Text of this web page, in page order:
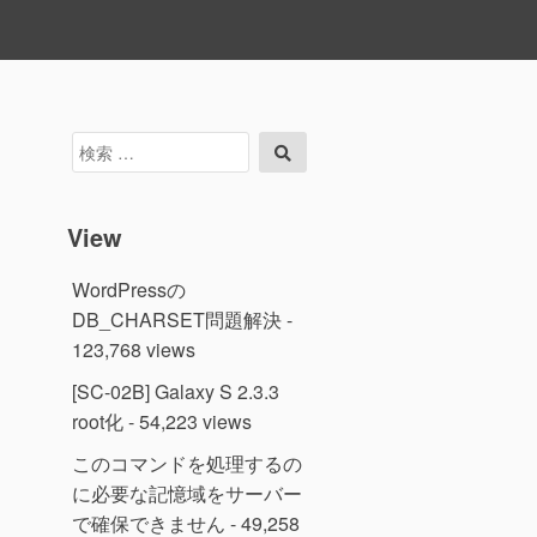
検
索
索
View
WordPressの
DB_CHARSET問題解決-
123,768 views
[SC-02B] Galaxy S 2.3.3
root化- 54,223 views
このコマンドを処理するの
に必要な記憶域をサーバー
で確保できません - 49,258